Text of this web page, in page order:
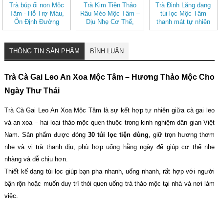
Trà búp ổi non Mộc
Tâm - Hỗ Trợ Máu,
Ổn Định Đường
Huyết
Trà Kim Tiền Thảo
Râu Mèo Mộc Tâm –
Dịu Nhẹ Cơ Thể,
Thanh Mát Mỗi Ngày
Trà Đinh Lăng dạng
túi lọc Mộc Tâm
thanh mát tự nhiên
THÔNG TIN SẢN PHẨM BÌNH LUẬN
Trà Cà Gai Leo An Xoa Mộc Tâm – Hương Thảo Mộc Cho
Ngày Thư Thái
Trà Cà Gai Leo An Xoa Mộc Tâm là sự kết hợp tự nhiên giữa cà gai leo
và an xoa – hai loại thảo mộc quen thuộc trong kinh nghiệm dân gian Việt
Nam. Sản phẩm được đóng 30 túi lọc tiện dùng, giữ trọn hương thơm
nhẹ và vị trà thanh dịu, phù hợp uống hằng ngày để giúp cơ thể nhẹ
nhàng và dễ chịu hơn.
Thiết kế dạng túi lọc giúp bạn pha nhanh, uống nhanh, rất hợp với người
bận rộn hoặc muốn duy trì thói quen uống trà thảo mộc tại nhà và nơi làm
việc.